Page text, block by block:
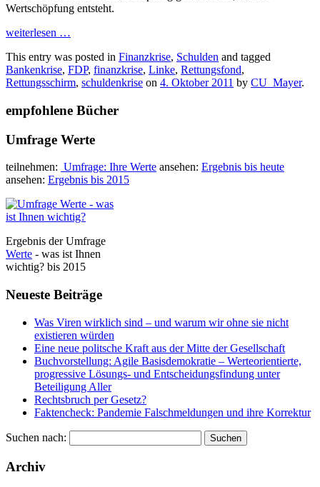
Wertschöpfung entsteht.
weiterlesen …
This entry was posted in Finanzkrise, Schulden and tagged
Bankenkrise, FDP, finanzkrise, Linke, Rettungsfond,
Rettungsschirm, schuldenkrise on 4. Oktober 2011 by CU_Mayer.
empfohlene Bücher
Umfrage Werte
teilnehmen: Umfrage: Ihre Werte ansehen: Ergebnis bis heute
ansehen: Ergebnis bis 2015
Ergebnis der Umfrage
Werte - was ist Ihnen
wichtig? bis 2015
Neueste Beiträge
Was Viren wirklich sind – und warum wir ohne sie nicht
existieren würden
Eine neue politsche Kraft aus der Mitte der Gesellschaft
Buchvorstellung: Agile Basisdemokratie – Werteorientierte,
progressive Lösungs- und Entscheidungsfindung unter
Beteiligung Aller
Rechtsbruch per Gesetz?
Faktencheck: Pandemie Falschmeldungen und ihre Korrektur
Suchen nach:
Archiv